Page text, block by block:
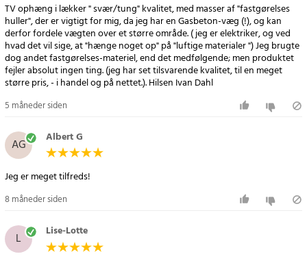
Article number:112162
TV ophæng i lækker " svær/tung" kvalitet, med masser af "fastgørelses
huller", der er vigtigt for mig, da jeg har en Gasbeton-væg (!), og kan
derfor fordele vægten over et større område. ( jeg er elektriker, og ved
hvad det vil sige, at "hænge noget op" på "luftige materialer ") Jeg brugte
dog andet fastgørelses-materiel, end det medfølgende; men produktet
fejler absolut ingen ting. (jeg har set tilsvarende kvalitet, til en meget
større pris, - i handel og på nettet.). Hilsen Ivan Dahl
5 måneder siden
AG Albert G
Jeg er meget tilfreds!
8 måneder siden
L Lise-Lotte